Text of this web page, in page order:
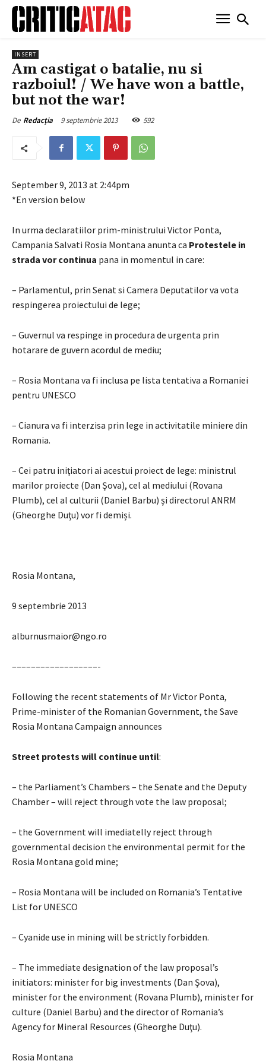
INSERT
Am castigat o batalie, nu si
razboiul! / We have won a battle,
but not the war!
De Redacția 9 septembrie 2013 592
September 9, 2013 at 2:44pm
*En version below
In urma declaratiilor prim-ministrului Victor Ponta,
Campania Salvati Rosia Montana anunta ca Protestele in
strada vor continua pana in momentul in care:
– Parlamentul, prin Senat si Camera Deputatilor va vota
respingerea proiectului de lege;
– Guvernul va respinge in procedura de urgenta prin
hotarare de guvern acordul de mediu;
– Rosia Montana va fi inclusa pe lista tentativa a Romaniei
pentru UNESCO
– Cianura va fi interzisa prin lege in activitatile miniere din
Romania.
– Cei patru iniţiatori ai acestui proiect de lege: ministrul
marilor proiecte (Dan Şova), cel al mediului (Rovana
Plumb), cel al culturii (Daniel Barbu) şi directorul ANRM
(Gheorghe Duţu) vor fi demiși.
Rosia Montana,
9 septembrie 2013
alburnusmaior@ngo.ro
––––––––––––––––––-
Following the recent statements of Mr Victor Ponta,
Prime-minister of the Romanian Government, the Save
Rosia Montana Campaign announces
Street protests will continue until:
– the Parliament’s Chambers – the Senate and the Deputy
Chamber – will reject through vote the law proposal;
– the Government will imediatelly reject through
governmental decision the environmental permit for the
Rosia Montana gold mine;
– Rosia Montana will be included on Romania’s Tentative
List for UNESCO
– Cyanide use in mining will be strictly forbidden.
– The immediate designation of the law proposal’s
initiators: minister for big investments (Dan Şova),
minister for the environment (Rovana Plumb), minister for
culture (Daniel Barbu) and the director of Romania’s
Agency for Mineral Resources (Gheorghe Duţu).
Rosia Montana